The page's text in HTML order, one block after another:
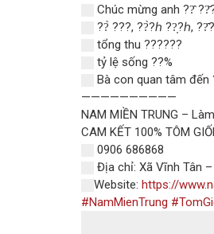
Chúc mừng anh ??̂
??̀ ???, ??̀?ℎ ??̣?ℎ,
tổng thu ??????
tỷ lệ sống ??%
Bà con quan tâm đến
——————————
NAM MIỀN TRUNG –
CAM KẾT 100% TÔM
0906 686868
Địa chỉ: Xã Vĩnh Tân
Website: https://
#NamMienTrung